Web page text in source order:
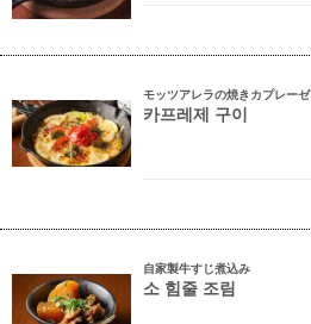
モッツアレラの焼きカプレーゼ
카프레제 구이
自家製牛すじ煮込み
소 힘줄 조림